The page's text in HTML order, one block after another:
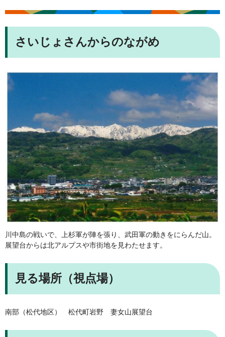
さいじょさんからのながめ
川中島の戦いで、上杉軍が陣を張り、武田軍の動きをにらんだ山。
展望台からは北アルプスや市街地を見わたせます。
見る場所（視点場）
南部（松代地区） 松代町岩野 妻女山展望台